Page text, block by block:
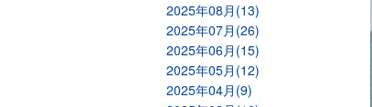
2025年08月(13)
2025年07月(26)
2025年06月(15)
2025年05月(12)
2025年04月(9)